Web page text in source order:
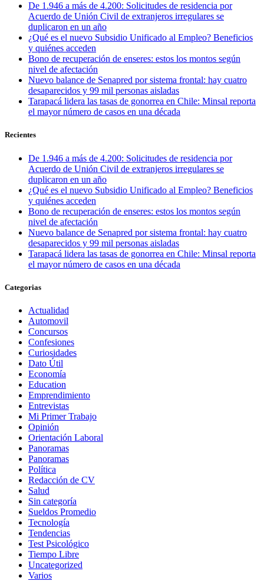
De 1.946 a más de 4.200: Solicitudes de residencia por
Acuerdo de Unión Civil de extranjeros irregulares se
duplicaron en un año
¿Qué es el nuevo Subsidio Unificado al Empleo? Beneficios
y quiénes acceden
Bono de recuperación de enseres: estos los montos según
nivel de afectación
Nuevo balance de Senapred por sistema frontal: hay cuatro
desaparecidos y 99 mil personas aisladas
Tarapacá lidera las tasas de gonorrea en Chile: Minsal reporta
el mayor número de casos en una década
Recientes
De 1.946 a más de 4.200: Solicitudes de residencia por
Acuerdo de Unión Civil de extranjeros irregulares se
duplicaron en un año
¿Qué es el nuevo Subsidio Unificado al Empleo? Beneficios
y quiénes acceden
Bono de recuperación de enseres: estos los montos según
nivel de afectación
Nuevo balance de Senapred por sistema frontal: hay cuatro
desaparecidos y 99 mil personas aisladas
Tarapacá lidera las tasas de gonorrea en Chile: Minsal reporta
el mayor número de casos en una década
Categorias
Actualidad
Automovil
Concursos
Confesiones
Curiosidades
Dato Útil
Economía
Education
Emprendimiento
Entrevistas
Mi Primer Trabajo
Opinión
Orientación Laboral
Panoramas
Panoramas
Política
Redacción de CV
Salud
Sin categoría
Sueldos Promedio
Tecnología
Tendencias
Test Psicológico
Tiempo Libre
Uncategorized
Varios